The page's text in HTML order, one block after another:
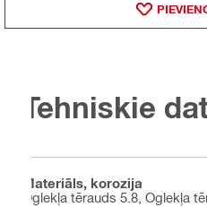
Tehniskie
Materiāls, korozija
Oglekļa tērauds 5.8, Oglekļa